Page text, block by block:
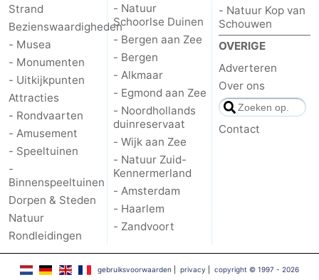
Strand
Bezienswaardigheden
- Musea
- Monumenten
- Uitkijkpunten
Attracties
- Rondvaarten
- Amusement
- Speeltuinen
-
Binnenspeeltuinen
Dorpen & Steden
Natuur
Rondleidingen
- Natuur
Schoorlse Duinen
- Bergen aan Zee
- Bergen
- Alkmaar
- Egmond aan Zee
- Noordhollands
duinreservaat
- Wijk aan Zee
- Natuur Zuid-
Kennermerland
- Amsterdam
- Haarlem
- Zandvoort
- Natuur Kop van
Schouwen
OVERIGE
Adverteren
Over ons
Contact
gebruiksvoorwaarden privacy
copyright © 1997 - 2026